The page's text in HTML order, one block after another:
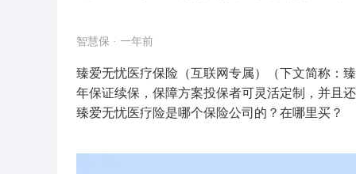
智慧保 · 一年前
臻爱无忧医疗保险（互联网专属）（下文简称：
年保证续保，保障方案投保者可灵活定制，并且
臻爱无忧医疗险是哪个保险公司的？在哪里买？